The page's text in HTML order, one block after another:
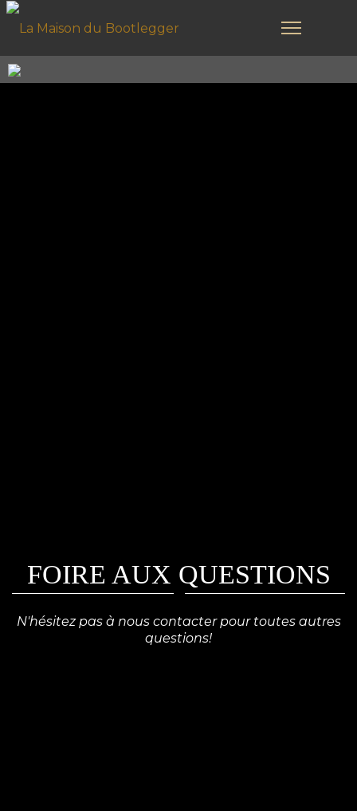
FOIRE AUX QUESTIONS
N'hésitez pas à nous contacter pour toutes autres
questions!